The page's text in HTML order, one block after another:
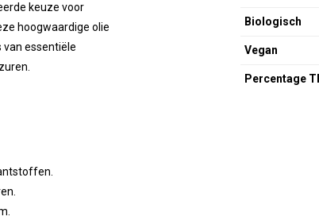
keuze voor
hoogwaardige olie
van essentiële
Biologisch
Vegan
Percentage